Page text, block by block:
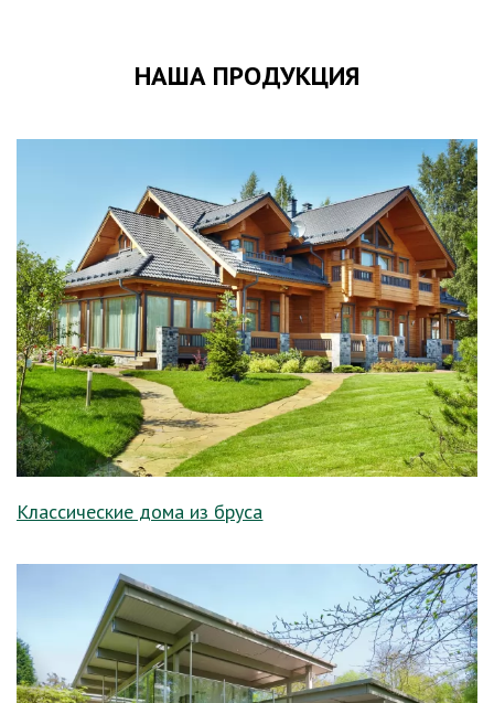
НАША ПРОДУКЦИЯ
Классические дома из бруса